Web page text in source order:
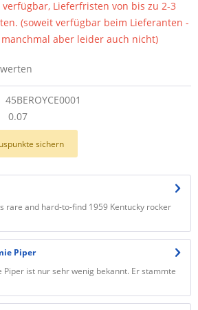
Lieferfristen von bis zu 2-3
(soweit verfügbar beim Lieferanten -
aber leider auch nicht)
45BEROYCE0001
0.07
sichern
rare and hard-to-find 1959 Kentucky rocker
Piper
Piper ist nur sehr wenig bekannt. Er stammte